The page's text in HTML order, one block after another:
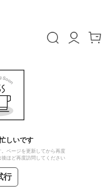
しいです
ページを更新してから再度
ほど再度訪問してください
行